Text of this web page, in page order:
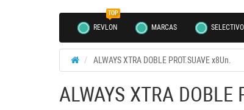
TOP
REVLON MARCAS SELECTIVO
ALWAYS XTRA DOBLE PROT.SUAVE x8Un.
ALWAYS XTRA DOBLE